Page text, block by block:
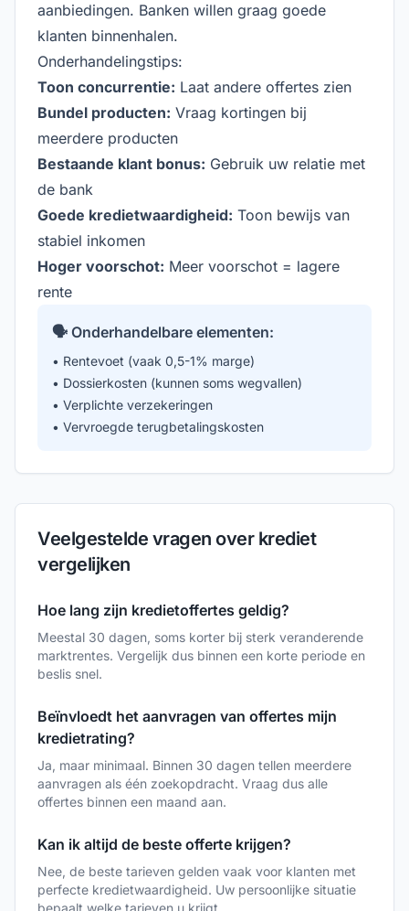
aanbiedingen. Banken willen graag goede
klanten binnenhalen.
Onderhandelingstips:
Toon concurrentie: Laat andere offertes zien
Bundel producten: Vraag kortingen bij
meerdere producten
Bestaande klant bonus: Gebruik uw relatie met
de bank
Goede kredietwaardigheid: Toon bewijs van
stabiel inkomen
Hoger voorschot: Meer voorschot = lagere
rente
🗣️ Onderhandelbare elementen:
• Rentevoet (vaak 0,5-1% marge)
• Dossierkosten (kunnen soms wegvallen)
• Verplichte verzekeringen
• Vervroegde terugbetalingskosten
Veelgestelde vragen over krediet
vergelijken
Hoe lang zijn kredietoffertes geldig?
Meestal 30 dagen, soms korter bij sterk veranderende
marktrentes. Vergelijk dus binnen een korte periode en
beslis snel.
Beïnvloedt het aanvragen van offertes mijn
kredietrating?
Ja, maar minimaal. Binnen 30 dagen tellen meerdere
aanvragen als één zoekopdracht. Vraag dus alle
offertes binnen een maand aan.
Kan ik altijd de beste offerte krijgen?
Nee, de beste tarieven gelden vaak voor klanten met
perfecte kredietwaardigheid. Uw persoonlijke situatie
bepaalt welke tarieven u krijgt.